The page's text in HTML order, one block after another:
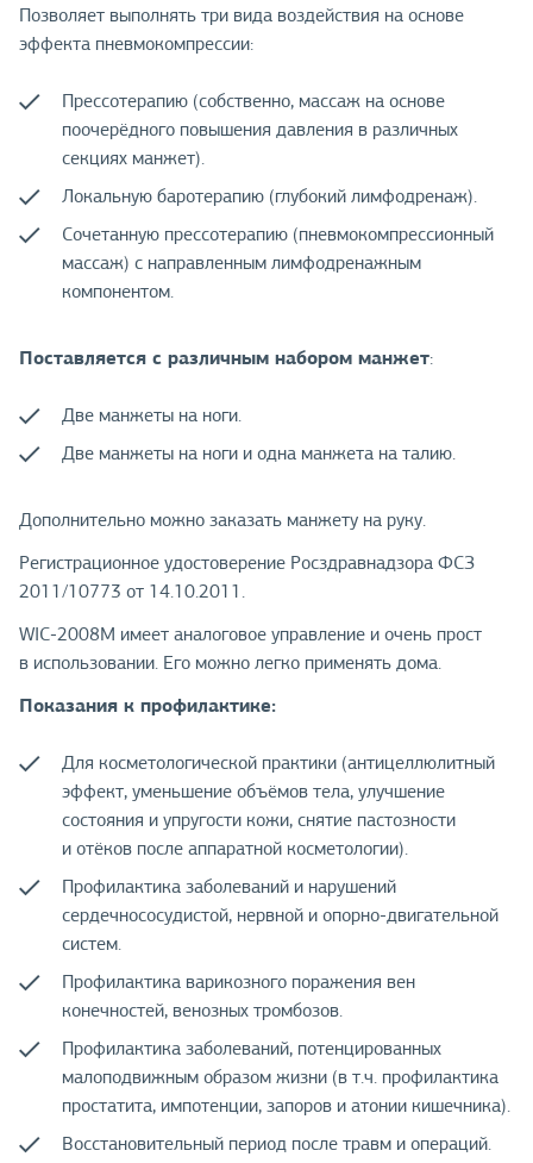
Позволяет выполнять три вида воздействия на основе
эффекта пневмокомпрессии:
Прессотерапию (собственно, массаж на основе
поочерёдного повышения давления в различных
секциях манжет).
Локальную баротерапию (глубокий лимфодренаж).
Сочетанную прессотерапию (пневмокомпрессионный
массаж) с направленным лимфодренажным
компонентом.
Поставляется с различным набором манжет:
Две манжеты на ноги.
Две манжеты на ноги и одна манжета на талию.
Дополнительно можно заказать манжету на руку.
Регистрационное удостоверение Росздравнадзора ФСЗ
2011/10773 от 14.10.2011.
WIC-2008M имеет аналоговое управление и очень прост
в использовании. Его можно легко применять дома.
Показания к профилактике:
Для косметологической практики (антицеллюлитный
эффект, уменьшение объёмов тела, улучшение
состояния и упругости кожи, снятие пастозности
и отёков после аппаратной косметологии).
Профилактика заболеваний и нарушений
сердечнососудистой, нервной и опорно-двигательной
систем.
Профилактика варикозного поражения вен
конечностей, венозных тромбозов.
Профилактика заболеваний, потенцированных
малоподвижным образом жизни (в т.ч. профилактика
простатита, импотенции, запоров и атонии кишечника).
Восстановительный период после травм и операций.